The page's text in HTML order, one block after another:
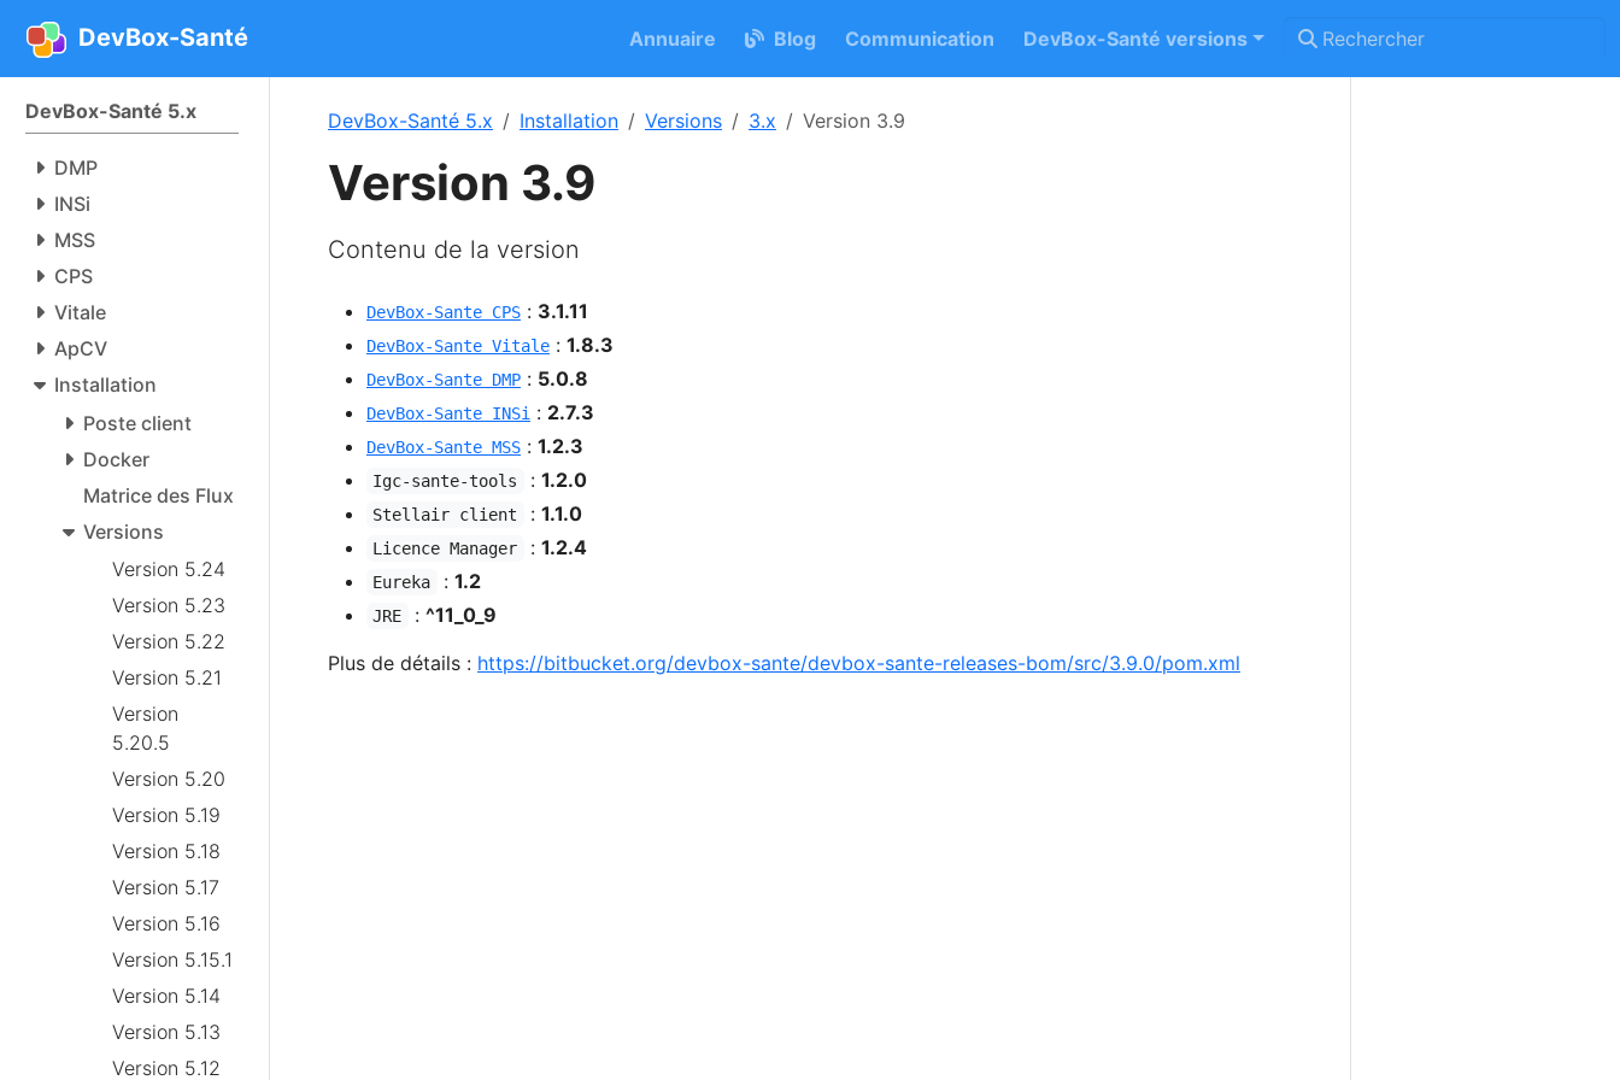
DevBox-Santé Annuaire Blog Communication DevBox-Santé versions
DevBox-Santé 5.x
DMP
INSi
MSS
CPS
Vitale
ApCV
Installation
Poste client
Docker
Matrice des Flux
Versions
Version 5.24
Version 5.23
Version 5.22
Version 5.21
Version
5.20.5
Version 5.20
Version 5.19
Version 5.18
Version 5.17
Version 5.16
Version 5.15.1
Version 5.14
Version 5.13
Version 5.12
DevBox-Santé 5.x Installation Versions 3.x Version 3.9
Version 3.9
Contenu de la version
DevBox-Sante CPS : 3.1.11
DevBox-Sante Vitale : 1.8.3
DevBox-Sante DMP : 5.0.8
DevBox-Sante INSi : 2.7.3
DevBox-Sante MSS : 1.2.3
Igc-sante-tools : 1.2.0
Stellair client : 1.1.0
Licence Manager : 1.2.4
Eureka : 1.2
JRE : ^11_0_9
Plus de détails : https://bitbucket.org/devbox-sante/devbox-sante-releases-bom/src/3.9.0/pom.xml